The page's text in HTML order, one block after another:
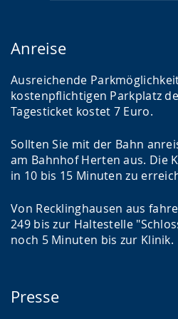
Anreise
Ausreichende
kostenpflichtigen Parkplatz
Tagesticket kostet 7 Euro.
Sollten Sie mit der Bahn
am Bahnhof Herten aus. Die
in 10 bis 15 Minuten zu
Von Recklinghausen aus
249 bis zur Haltestelle
noch 5 Minuten bis zur Klinik.
Presse